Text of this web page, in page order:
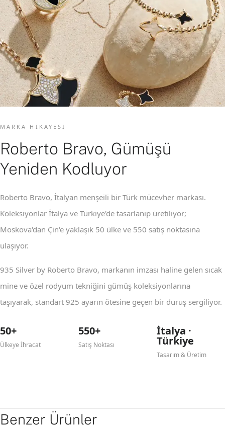
MARKA HIKAYESI
Roberto Bravo, Gümüşü
Yeniden Kodluyor
Roberto Bravo, İtalyan menşeili bir Türk mücevher markası.
Koleksiyonlar İtalya ve Türkiye'de tasarlanıp üretiliyor;
Moskova'dan Çin'e yaklaşık 50 ülke ve 550 satış noktasına
ulaşıyor.
935 Silver by Roberto Bravo, markanın imzası haline gelen sıcak
mine ve özel rodyum tekniğini gümüş koleksiyonlarına
taşıyarak, standart 925 ayarın ötesine geçen bir duruş sergiliyor.
50+
Ülkeye İhracat
550+
Satış Noktası
İtalya ·
Türkiye
Tasarım & Üretim
Benzer Ürünler